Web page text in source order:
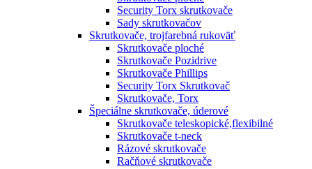
Security Torx skrutkovače
Sady skrutkovačov
Skrutkovače, trojfarebná rukoväť
Skrutkovače ploché
Skrutkovače Pozidrive
Skrutkovače Phillips
Security Torx Skrutkovač
Skrutkovače, Torx
Špeciálne skrutkovače, úderové
Skrutkovače teleskopické,flexibilné
Skrutkovače t-neck
Rázové skrutkovače
Račňové skrutkovače